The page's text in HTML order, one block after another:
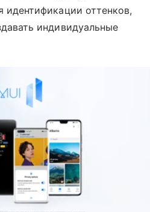
идентификации оттенков,
индивидуальные